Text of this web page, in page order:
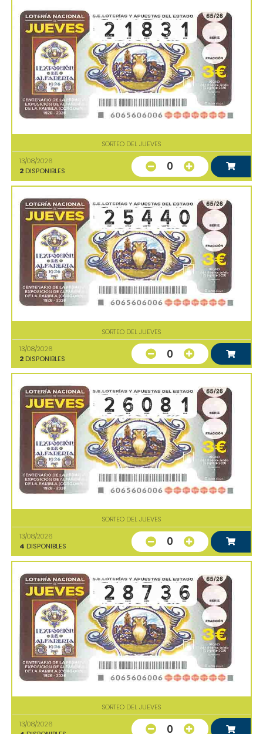
SORTEO DEL JUEVES
13/08/2026
2 DISPONIBLES 0
SORTEO DEL JUEVES
13/08/2026
2 DISPONIBLES 0
SORTEO DEL JUEVES
13/08/2026
4 DISPONIBLES 0
SORTEO DEL JUEVES
13/08/2026
0